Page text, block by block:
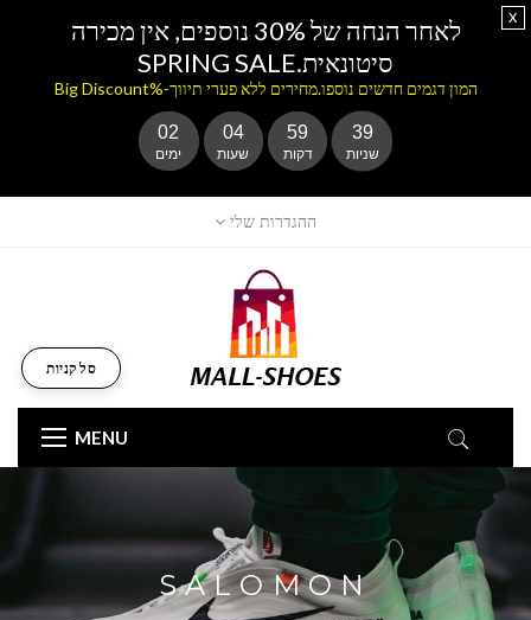
ההגדרות שלי
MENU
סל קניות
SALOMON
לאחר הנחה של 30% נוספים, אין מכירה
סיטונאית.SPRING SALE
המון דגמים חדשים נוספו.מחירים ללא פערי תיווך-%Big Discount
02
ימים
04
שעות
59
דקות
39
שניות
x